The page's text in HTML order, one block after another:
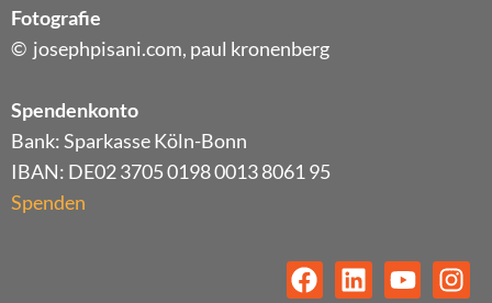
Fotografie
© josephpisani.com, paul kronenberg
Spendenkonto
Bank: Sparkasse Köln-Bonn
IBAN: DE02 3705 0198 0013 8061 95
Spenden